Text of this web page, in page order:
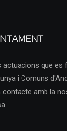
actuacions que es
i Comuns
contacte amb la